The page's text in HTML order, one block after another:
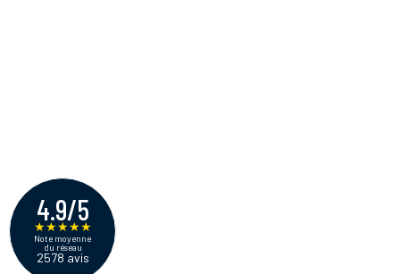
4.9/5
★★★★★
Note moyenne
du réseau
2578 avis